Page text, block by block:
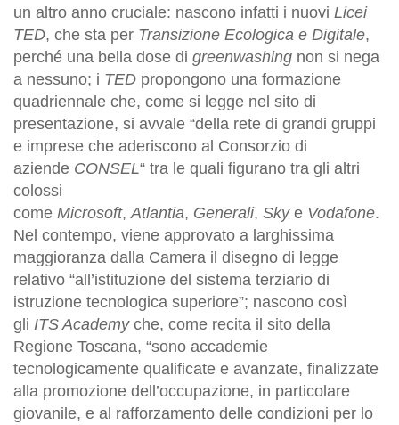
un altro anno cruciale: nascono infatti i nuovi Licei
TED, che sta per Transizione Ecologica e Digitale,
perché una bella dose di greenwashing non si nega
a nessuno; i TED propongono una formazione
quadriennale che, come si legge nel sito di
presentazione, si avvale “della rete di grandi gruppi
e imprese che aderiscono al Consorzio di
aziende CONSEL“ tra le quali figurano tra gli altri
colossi
come Microsoft, Atlantia, Generali, Skye Vodafone.
Nel contempo, viene approvato a larghissima
maggioranza dalla Camera il disegno di legge
relativo “all’istituzione del sistema terziario di
istruzione tecnologica superiore”; nascono così
gli ITS Academyche, come recita il sito della
Regione Toscana, “sono accademie
tecnologicamente qualificate e avanzate, finalizzate
alla promozione dell’occupazione, in particolare
giovanile, e al rafforzamento delle condizioni per lo